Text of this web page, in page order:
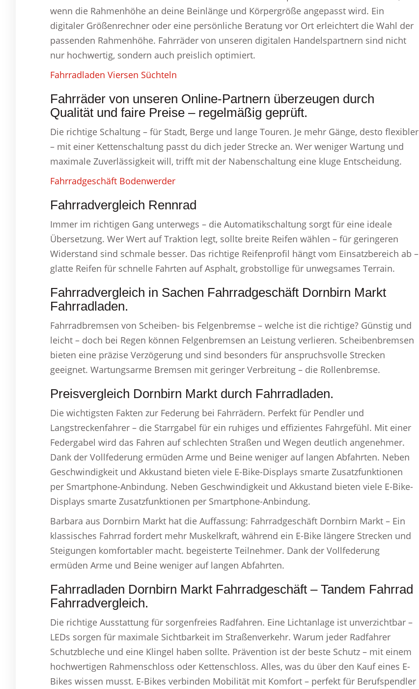
wenn die Rahmenhöhe an deine Beinlänge und Körpergröße angepasst wird. Ein
digitaler Größenrechner oder eine persönliche Beratung vor Ort erleichtert die Wahl der
passenden Rahmenhöhe. Fahrräder von unseren digitalen Handelspartnern sind nicht
nur hochwertig, sondern auch preislich optimiert.
Fahrradladen Viersen Süchteln
Fahrräder von unseren Online-Partnern überzeugen durch
Qualität und faire Preise – regelmäßig geprüft.
Die richtige Schaltung – für Stadt, Berge und lange Touren. Je mehr Gänge, desto flexibler
– mit einer Kettenschaltung passt du dich jeder Strecke an. Wer weniger Wartung und
maximale Zuverlässigkeit will, trifft mit der Nabenschaltung eine kluge Entscheidung.
Fahrradgeschäft Bodenwerder
Fahrradvergleich Rennrad
Immer im richtigen Gang unterwegs – die Automatikschaltung sorgt für eine ideale
Übersetzung. Wer Wert auf Traktion legt, sollte breite Reifen wählen – für geringeren
Widerstand sind schmale besser. Das richtige Reifenprofil hängt vom Einsatzbereich ab –
glatte Reifen für schnelle Fahrten auf Asphalt, grobstollige für unwegsames Terrain.
Fahrradvergleich in Sachen Fahrradgeschäft Dornbirn Markt
Fahrradladen.
Fahrradbremsen von Scheiben- bis Felgenbremse – welche ist die richtige? Günstig und
leicht – doch bei Regen können Felgenbremsen an Leistung verlieren. Scheibenbremsen
bieten eine präzise Verzögerung und sind besonders für anspruchsvolle Strecken
geeignet. Wartungsarme Bremsen mit geringer Verbreitung – die Rollenbremse.
Preisvergleich Dornbirn Markt durch Fahrradladen.
Die wichtigsten Fakten zur Federung bei Fahrrädern. Perfekt für Pendler und
Langstreckenfahrer – die Starrgabel für ein ruhiges und effizientes Fahrgefühl. Mit einer
Federgabel wird das Fahren auf schlechten Straßen und Wegen deutlich angenehmer.
Dank der Vollfederung ermüden Arme und Beine weniger auf langen Abfahrten. Neben
Geschwindigkeit und Akkustand bieten viele E-Bike-Displays smarte Zusatzfunktionen
per Smartphone-Anbindung. Neben Geschwindigkeit und Akkustand bieten viele E-Bike-
Displays smarte Zusatzfunktionen per Smartphone-Anbindung.
Barbara aus Dornbirn Markt hat die Auffassung: Fahrradgeschäft Dornbirn Markt – Ein
klassisches Fahrrad fordert mehr Muskelkraft, während ein E-Bike längere Strecken und
Steigungen komfortabler macht. begeisterte Teilnehmer. Dank der Vollfederung
ermüden Arme und Beine weniger auf langen Abfahrten.
Fahrradladen Dornbirn Markt Fahrradgeschäft – Tandem Fahrrad
Fahrradvergleich.
Die richtige Ausstattung für sorgenfreies Radfahren. Eine Lichtanlage ist unverzichtbar –
LEDs sorgen für maximale Sichtbarkeit im Straßenverkehr. Warum jeder Radfahrer
Schutzbleche und eine Klingel haben sollte. Prävention ist der beste Schutz – mit einem
hochwertigen Rahmenschloss oder Kettenschloss. Alles, was du über den Kauf eines E-
Bikes wissen musst. E-Bikes verbinden Mobilität mit Komfort – perfekt für Berufspendler